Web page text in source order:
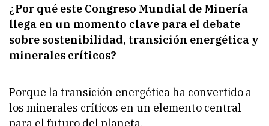
¿Por qué este Congreso Mundial de Minería
llega en un momento clave para el debate
sobre sostenibilidad, transición energética y
minerales críticos?
Porque la transición energética ha convertido a
los minerales críticos en un elemento central
para el futuro del planeta.